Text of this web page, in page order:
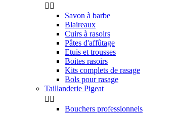
 
Savon à barbe
Blaireaux
Cuirs à rasoirs
Pâtes d'affûtage
Etuis et trousses
Boites rasoirs
Kits complets de rasage
Bols pour rasage
Taillanderie Pigeat
 
Bouchers professionnels